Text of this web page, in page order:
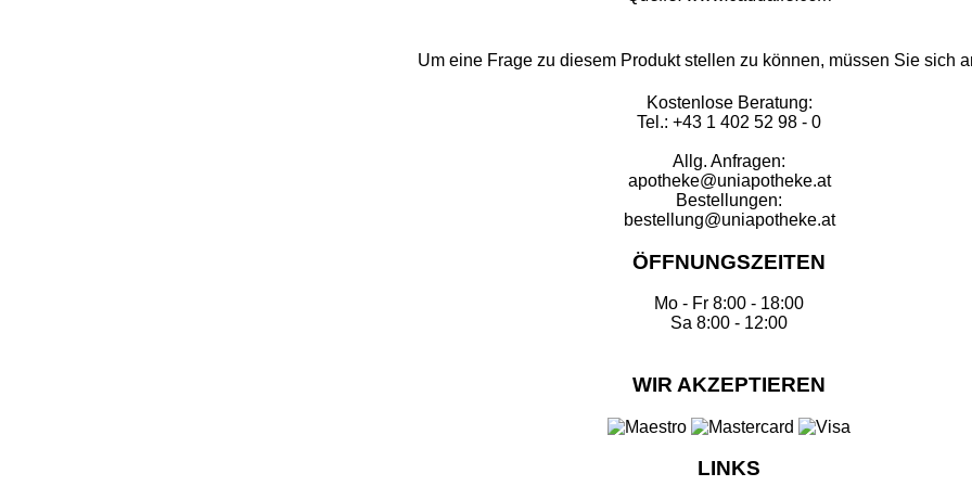
Um eine Frage zu diesem Produkt stellen zu können, müssen Sie sich
Kostenlose Beratung:
Tel.: +43 1 402 52 98 - 0
Allg. Anfragen:
apotheke@uniapotheke.at
Bestellungen:
bestellung@uniapotheke.at
ÖFFNUNGSZEITEN
Mo - Fr 8:00 - 18:00
Sa 8:00 - 12:00
WIR AKZEPTIEREN
LINKS